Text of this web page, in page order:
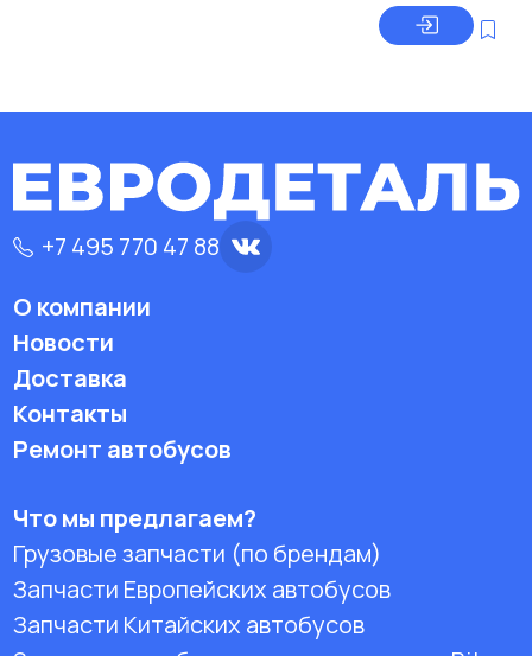
+7 495 770 47 88
О компании
Новости
Доставка
Контакты
Ремонт автобусов
Что мы предлагаем?
Грузовые запчасти (по брендам)
Запчасти Европейских автобусов
Запчасти Китайских автобусов